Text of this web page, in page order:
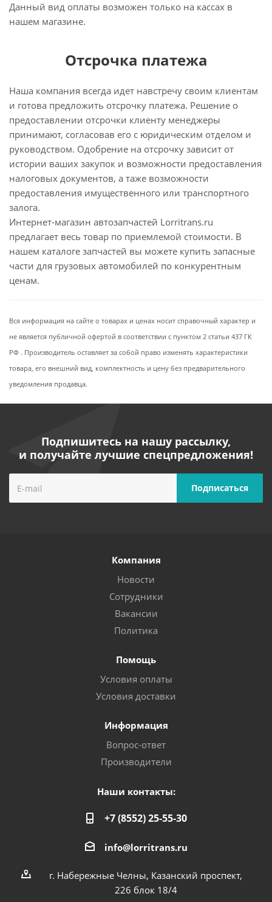
Данный вид оплаты возможен только на кассах в
нашем магазине.
Отсрочка платежа
Наша компания всегда идет навстречу своим клиентам
и готова предложить отсрочку платежа. Решение о
предоставлении отсрочки клиенту менеджеры
принимают, согласовав его с юридическим отделом и
руководством. Одобрение на отсрочку зависит от
истории ваших закупок и возможности предоставления
налоговых документов, а таже возможности
предоставления имущественного или транспортного
залога.
Интернет-магазин автозапчастей Lorritrans.ru
предлагает весь товар по приемлемой стоимости. В
нашем каталоге запчастей вы можете купить запасные
части для грузовых автомобилей по конкурентным
ценам.
Вся информация на сайте о товарах и ценах носит справочный характер и
не является публичной офертой в соответствии с пунктом 2 статьи 437 ГК
РФ . Производитель оставляет за собой право изменять характеристики
товара, его внешний вид, комплектность и цену без предварительного
уведомления продавца.
Подпишитесь на нашу рассылку,
и получайте лучшие спецпредложения!
Компания
Новости
Сотрудники
Вакансии
Политика
Помощь
Условия оплаты
Условия доставки
Информация
Вопрос-ответ
Производители
Наши контакты:
+7 (8552) 25-55-30
info@lorritrans.ru
г. Набережные Челны, Казанский проспект,
226 блок 18/4